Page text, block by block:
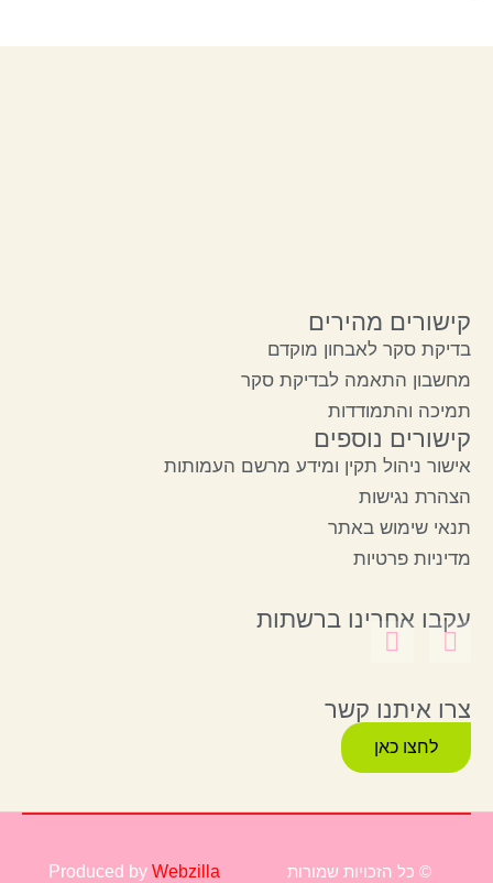
קישורים מהירים
בדיקת סקר לאבחון מוקדם
מחשבון התאמה לבדיקת סקר
תמיכה והתמודדות
קישורים נוספים
אישור ניהול תקין ומידע מרשם העמותות
הצהרת נגישות
תנאי שימוש באתר
מדיניות פרטיות
עקבו אחרינו ברשתות
צרו איתנו קשר
לחצו כאן
© כל הזכויות שמורות Produced by Webzilla